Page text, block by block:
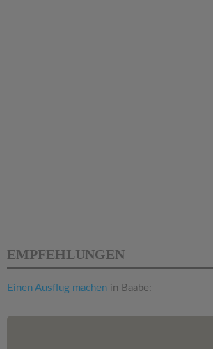
EMPFEHLUNGEN
Einen Ausflug machen in Baabe: